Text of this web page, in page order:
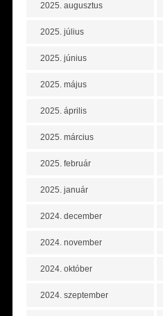
2025. augusztus
2025. július
2025. június
2025. május
2025. április
2025. március
2025. február
2025. január
2024. december
2024. november
2024. október
2024. szeptember